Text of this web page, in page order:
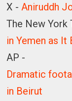
X - Aniruddh
The New York
in Yemen as It
AP -
Dramatic
in Beirut